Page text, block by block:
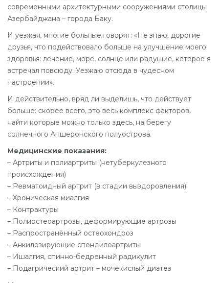
современными архитектурными сооружениями столицы
Азербайджана – города Баку.
И уезжая, многие больные говорят: «Не знаю, дорогие
друзья, что подействовало больше на улучшение моего
здоровья: лечение, море, солнце или радушие, которое я
встречал повсюду. Уезжаю отсюда в чудесном
настроении».
И действительно, вряд ли выделишь, что действует
больше: скорее всего, это весь комплекс факторов,
найти которые можно только здесь, на берегу
солнечного Апшеронского полуострова.
Медицинские показания:
– Артриты и полиартриты (нетуберкулезного
происхождения)
– Ревматоидный артрит (в стадии выздоровления)
– Хроническая миалгия
– Контрактуры
– Полиостеоартрозы, деформирующие артрозы
– Распространённый остеохондроз
– Анкилозирующие спондилоартриты
– Ишалгия, спинно-бедренный радикулит
– Подагрический артрит – мочекислый диатез